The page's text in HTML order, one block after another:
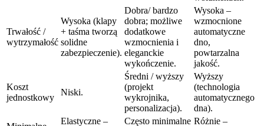
Trwałość /
wytrzymałość
Wysoka (klapy
+ taśma tworzą
solidne
zabezpieczenie).
Dobra/ bardzo
dobra; możliwe
dodatkowe
wzmocnienia i
eleganckie
wykończenie.
Wysoka –
wzmocnione
automatyczne
dno,
powtarzalna
jakość.
Koszt
jednostkowy
Niski.
Średni / wyższy
(projekt
wykrojnika,
personalizacja).
Wyższy
(technologia
automatycznego
dna).
Elastyczne –
Często minimalne Różnie –